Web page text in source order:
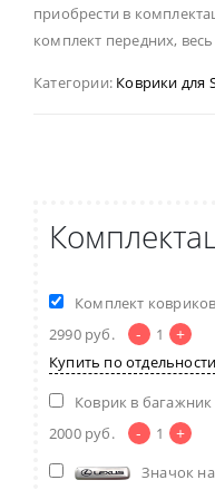
приобрести в
комплект передних,
Категории: Коврики для
Комплект
2990 руб. - 1 +
Купить по отдельности
Коврик в багажник
2000 руб. - 1 +
Значок